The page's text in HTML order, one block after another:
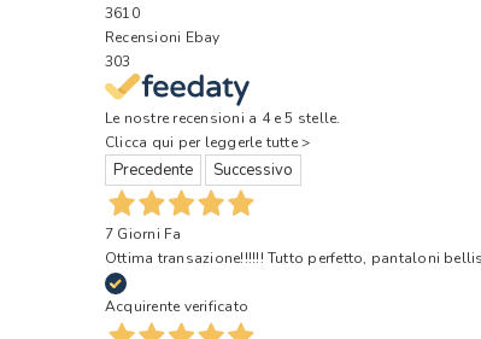
3610
Recensioni Ebay
303
Le nostre recensioni a 4 e 5 stelle.
Clicca qui per leggerle tutte >
Precedente Successivo
7 Giorni Fa
Ottima transazione!!!!!! Tutto perfetto, pantaloni
Acquirente verificato